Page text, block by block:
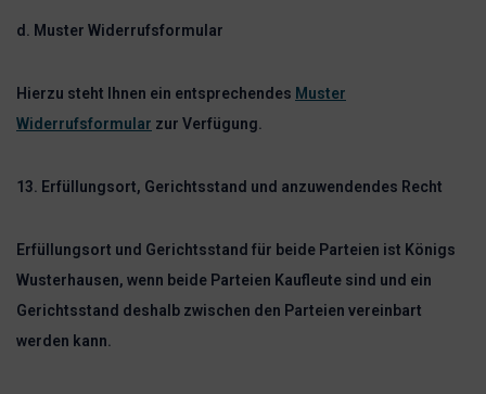
d. Muster Widerrufsformular
Hierzu steht Ihnen ein entsprechendes Muster
Widerrufsformular zur Verfügung.
13. Erfüllungsort, Gerichtsstand und anzuwendendes Recht
Erfüllungsort und Gerichtsstand für beide Parteien ist Königs
Wusterhausen, wenn beide Parteien Kaufleute sind und ein
Gerichtsstand deshalb zwischen den Parteien vereinbart
werden kann.